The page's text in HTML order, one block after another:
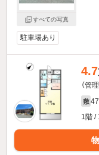
すべての写真
駐車場あり
4.7
（管
敷
1階 /